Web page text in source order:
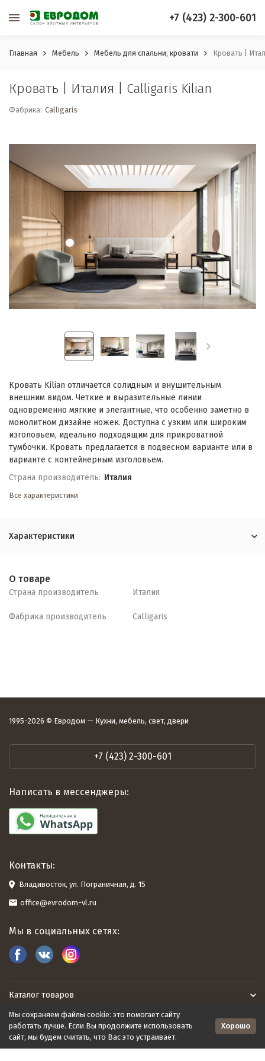
+7 (423) 2-300-601
Главная Мебель Мебель для спальни, кровати Кровать |
Кровать | Италия | Calligaris Kilian
Фабрика: Calligaris
Кровать Kilian отличается солидным и внушительным
внешним видом. Четкие и выразительные линии
одновременно мягкие и элегантные, что особенно заметно в
монолитном дизайне ножек. Доступна с узким или широким
изголовьем, идеально подходящим для прикроватной
тумбочки. Кровать предлагается в подвесном варианте или в
варианте с контейнерным изголовьем.
Страна производитель: Италия
Все характеристики
Характеристики
О товаре
Страна производитель Италия
Фабрика производитель Calligaris
1995-2026 © Евродом — Кухни, мебель, свет, двери
+7 (423) 2-300-601
Написать в мессенджеры:
Контакты:
Владивосток, ул. Пограничная, д. 15
office@evrodom-vl.ru
Мы в социальных сетях:
Каталог товаров
Евродом
Мы сохраняем файлы cookie: это помогает сайту
работать лучше. Если Вы продолжите использовать
сайт, мы будем считать, что Вас это устраивает.
Хорошо